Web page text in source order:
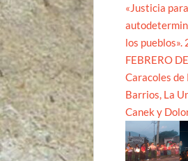
«Justicia
los pueblos».
FEBRERO
Caracoles
Barrios, La
Canek y